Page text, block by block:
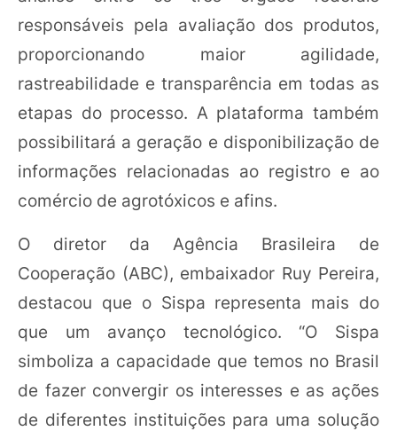
responsáveis pela avaliação dos produtos,
proporcionando maior agilidade,
rastreabilidade e transparência em todas as
etapas do processo. A plataforma também
possibilitará a geração e disponibilização de
informações relacionadas ao registro e ao
comércio de agrotóxicos e afins.
O diretor da Agência Brasileira de
Cooperação (ABC), embaixador Ruy Pereira,
destacou que o Sispa representa mais do
que um avanço tecnológico. “O Sispa
simboliza a capacidade que temos no Brasil
de fazer convergir os interesses e as ações
de diferentes instituições para uma solução